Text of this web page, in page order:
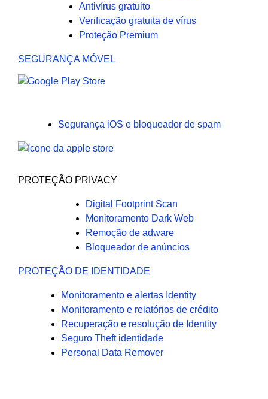
Antivírus gratuito
Verificação gratuita de vírus
Proteção Premium
SEGURANÇA MÓVEL
Segurança iOS e bloqueador de spam
PROTEÇÃO PRIVACY
Digital Footprint Scan
Monitoramento Dark Web
Remoção de adware
Bloqueador de anúncios
PROTEÇÃO DE IDENTIDADE
Monitoramento e alertas Identity
Monitoramento e relatórios de crédito
Recuperação e resolução de Identity
Seguro Theft identidade
Personal Data Remover